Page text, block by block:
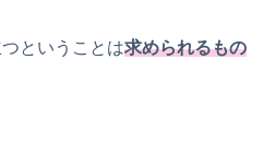
ということは求められるもの